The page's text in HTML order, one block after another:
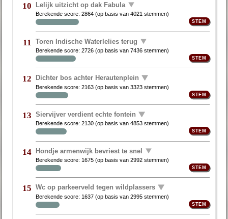
10 Lelijk uitzicht op dak Fabula
Berekende score:2864 (op basis van4021 stemmen)
11 Toren Indische Waterlelies terug
Berekende score:2726 (op basis van7436 stemmen)
12 Dichter bos achter Herautenplein
Berekende score:2163 (op basis van3323 stemmen)
13 Siervijver verdient echte fontein
Berekende score:2130 (op basis van4853 stemmen)
14 Hondje armenwijk bevriest te snel
Berekende score: 1675 (op basis van2992 stemmen)
15 Wc op parkeerveld tegen wildplassers
Berekende score: 1637 (op basis van2995 stemmen)